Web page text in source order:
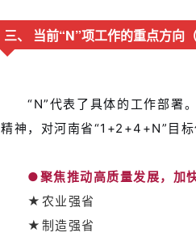
三、 当前“N”项工作的重点方向
“N”代表了具体的工作部署
精神，对河南省“1+2+4+N”目标
●聚焦推动高质量发展，加
★农业强省
★制造强省